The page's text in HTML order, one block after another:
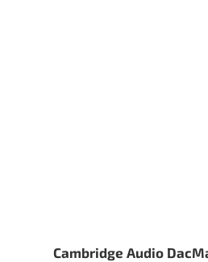
Cambridge Audio